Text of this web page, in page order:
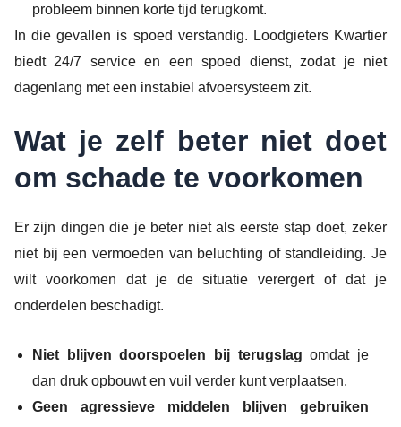
probleem binnen korte tijd terugkomt.
In die gevallen is spoed verstandig. Loodgieters Kwartier
biedt 24/7 service en een spoed dienst, zodat je niet
dagenlang met een instabiel afvoersysteem zit.
Wat je zelf beter niet doet
om schade te voorkomen
Er zijn dingen die je beter niet als eerste stap doet, zeker
niet bij een vermoeden van beluchting of standleiding. Je
wilt voorkomen dat je de situatie verergert of dat je
onderdelen beschadigt.
Niet blijven doorspoelen bij terugslag omdat je
dan druk opbouwt en vuil verder kunt verplaatsen.
Geen agressieve middelen blijven gebruiken